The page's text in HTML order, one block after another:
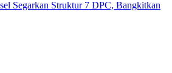
Segarkan Struktur 7 DPC, Bangkitkan